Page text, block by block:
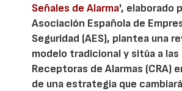
Señales de Alarma', elaborado
Asociación Española de
Seguridad (AES), plantea una
modelo tradicional y sitúa a
Receptoras de Alarmas (CRA)
de una estrategia que